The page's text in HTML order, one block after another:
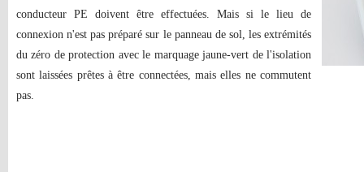
conducteur PE doivent être effectuées. Mais si le lieu de
connexion n'est pas préparé sur le panneau de sol, les extrémités
du zéro de protection avec le marquage jaune-vert de l'isolation
sont laissées prêtes à être connectées, mais elles ne commutent
pas.